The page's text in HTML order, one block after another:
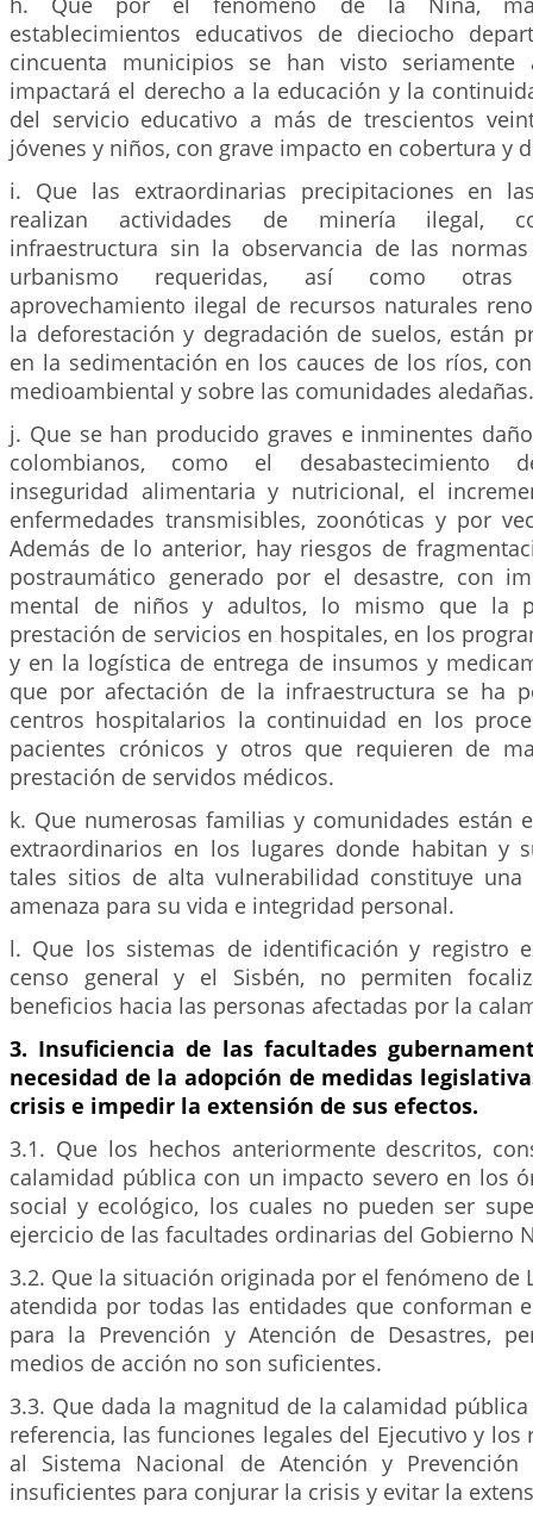
establecimientos educativos de dieciocho
cincuenta municipios se han visto seriamente
impactará el derecho a la educación y la
del servicio educativo a más de trescientos
jóvenes y niños, con grave impacto en cobertura y
i. Que las extraordinarias precipitaciones en
realizan actividades de minería ilegal,
infraestructura sin la observancia de las
urbanismo requeridas, así como otras
aprovechamiento ilegal de recursos naturales
la deforestación y degradación de suelos, están
en la sedimentación en los cauces de los ríos,
medioambiental y sobre las comunidades aledañas.
j. Que se han producido graves e inminentes
colombianos, como el desabastecimiento
inseguridad alimentaria y nutricional, el
enfermedades transmisibles, zoonóticas y por
Además de lo anterior, hay riesgos de
postraumático generado por el desastre, con
mental de niños y adultos, lo mismo que la
prestación de servicios en hospitales, en los
y en la logística de entrega de insumos y
que por afectación de la infraestructura se ha
centros hospitalarios la continuidad en los
pacientes crónicos y otros que requieren de
prestación de servidos médicos.
k. Que numerosas familias y comunidades están
extraordinarios en los lugares donde habitan y
tales sitios de alta vulnerabilidad constituye una
amenaza para su vida e integridad personal.
l. Que los sistemas de identificación y registro
censo general y el Sisbén, no permiten
beneficios hacia las personas afectadas por la
3. Insuficiencia de las facultades
necesidad de la adopción de medidas
crisis e impedir la extensión de sus efectos.
3.1. Que los hechos anteriormente descritos,
calamidad pública con un impacto severo en los
social y ecológico, los cuales no pueden ser
ejercicio de las facultades ordinarias del Gobierno
3.2. Que la situación originada por el fenómeno de
atendida por todas las entidades que conforman
para la Prevención y Atención de Desastres,
medios de acción no son suficientes.
3.3. Que dada la magnitud de la calamidad
referencia, las funciones legales del Ejecutivo y los
al Sistema Nacional de Atención y Prevención
insuficientes para conjurar la crisis y evitar la